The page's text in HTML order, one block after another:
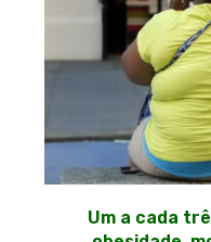
Um a cada